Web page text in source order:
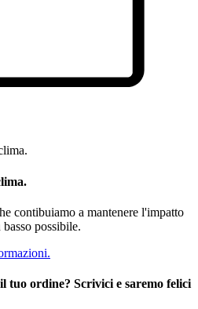
contibuiamo a mantenere l'impatto
possibile.
tuo ordine? Scrivici e saremo felici